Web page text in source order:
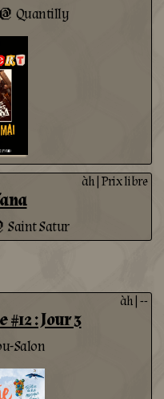
@ Quantilly
Saint Satur
àh| Prix libre
: Jour 3
Salon
àh| --